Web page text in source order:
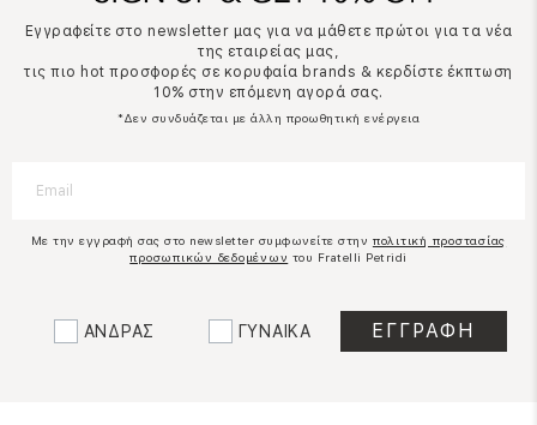
Εγγραφείτε στο newsletter μας για να μάθετε πρώτοι για τα νέα
της εταιρείας μας,
τις πιο hot προσφορές σε κορυφαία brands & κερδίστε έκπτωση
10% στην επόμενη αγορά σας.
*Δεν συνδυάζεται με άλλη προωθητική ενέργεια
Με την εγγραφή σας στο newsletter συμφωνείτε στην πολιτική προστασίας
προσωπικών δεδομένων του Fratelli Petridi
ΑΝΔΡΑΣ ΓΥΝΑΙΚΑ